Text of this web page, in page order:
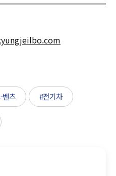
벤츠 #전기차